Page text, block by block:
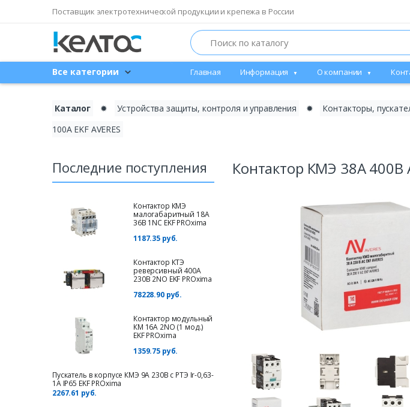
Поставщик электротехнической продукции и крепежа в России
Search
Все категории Главная Информация О компании
Каталог ✹ Устройства защиты, контроля и управления ✹ Контакторы,
100А EKF AVERES
Последние поступления
Контактор КМЭ
малогабаритный 18А
36В 1NC EKF PROxima
1187.35 руб.
Контактор КТЭ
реверсивный 400А
230В 2NO EKF PROxima
78228.90 руб.
Контактор модульный
КМ 16А 2NО (1 мод.)
EKF PROxima
1359.75 руб.
Пускатель в корпусе КМЭ 9А 230В с РТЭ Ir-0,63-
1А IP65 EKF PROxima
2267.61 руб.
Контактор КМЭ 38А 400В